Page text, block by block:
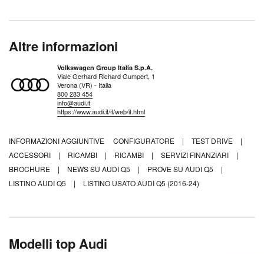
Altre informazioni
Volkswagen Group Italia S.p.A.
Viale Gerhard Richard Gumpert, 1
Verona (VR) - Italia
800 283 454
info@audi.it
https://www.audi.it/it/web/it.html
INFORMAZIONI AGGIUNTIVE CONFIGURATORE | TEST DRIVE
|
ACCESSORI
| RICAMBI | RICAMBI | SERVIZI FINANZIARI
|
BROCHURE
| NEWS SU AUDI Q5 | PROVE SU AUDI Q5
|
LISTINO AUDI Q5
| LISTINO USATO AUDI Q5 (2016-24)
Modelli top Audi